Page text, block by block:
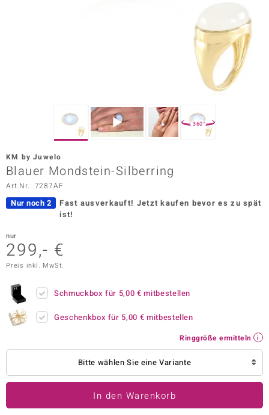
Vogue
BY DE MELO
360°
KM by Juwelo
Blauer Mondstein-Silberring
Art.Nr.: 7287AF
Nur noch 2 Fast ausverkauft! Jetzt kaufen bevor es zu spät
ist!
nur
299,- €
Preis inkl. MwSt.
Schmuckbox für 5,00 € mitbestellen
Geschenkbox für 5,00 € mitbestellen
Ringgröße ermitteln
Bitte wählen Sie eine Variante
In den Warenkorb